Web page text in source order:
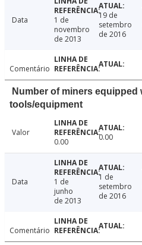
Data
1 de
novembro
de 2013
19 de
setembro
de 2016
Comentário
Number of miners
tools/equipment
Valor
0.00
0.00
Data
1 de
junho
de 2013
1 de
setembro
de 2016
Comentário